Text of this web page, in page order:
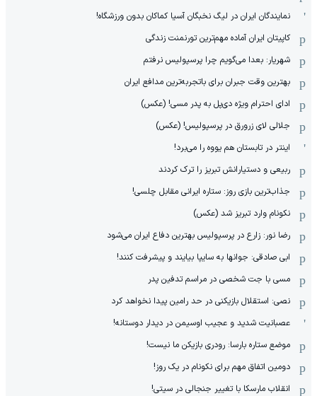
نمایندگان ایران در لیگ نخبگان آسیا کماکان بدون ورزشگاه!
کاپیتان ایران آماده مهم‌ترین تورنمنت زندگی
شهریار: بعدا می‌گویم چرا پرسپولیس نرفتم
بهترین وقت جبران برای باتجربه‌ترین مدافع ایران
ادای احترام ویژه دی‌پل به پدر مسی! (عکس)
جلالی لای زرورق در پرسپولیس! (عکس)
اینتر در تابستان هم یووه را می‌برد!
ربیعی و دستیارانش تبریز را ترک کردند
جذاب‌ترین بازی روز: ستاره ایرانی مقابل چلسی!
نکونام وارد تبریز شد (عکس)
رضا نور: زارع در پرسپولیس بهترین دفاع ایران می‌شود
ابی صادقی: جوانها به سایپا بیایند و پیشرفت کنند!
مسی با جت شخصی در مراسم تدفین پدر
نصی: استقلال بازیکنی در حد رامین پیدا نخواهد کرد
عصبانیت شدید و عجیب اوسیمن در دیدار دوستانه!
موضع ستاره بارسا: رودری بازیکن ما نیست!
دومین اتفاق مهم برای نکونام در یک روز!
انقلاب مارسکا با تغییر جنجالی در سیتی!